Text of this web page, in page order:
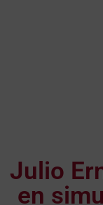
Julio
en